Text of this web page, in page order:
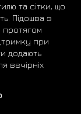
та сітки, що
Підошва з
протягом
при
додають
вечірніх